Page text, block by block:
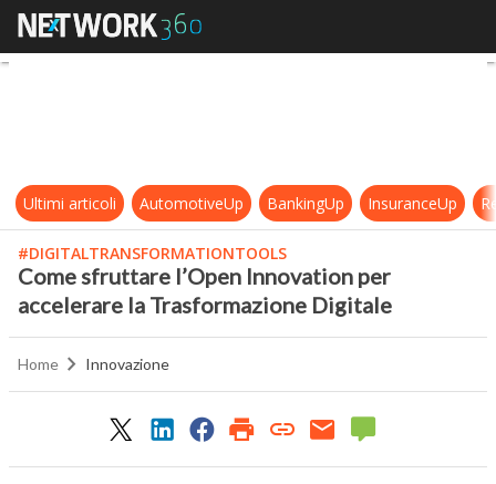
Come sfruttare l’Open
Ultimi articoli AutomotiveUp BankingUp InsuranceUp
#DIGITALTRANSFORMATIONTOOLS
Come sfruttare l’Open Innovation per
accelerare la Trasformazione Digitale
Home Innovazione